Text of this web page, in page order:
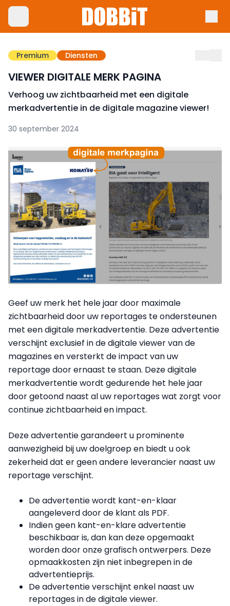
Premium Diensten
VIEWER DIGITALE MERK PAGINA
Verhoog uw zichtbaarheid met een digitale
merkadvertentie in de digitale magazine viewer!
30 september 2024
Geef uw merk het hele jaar door maximale
zichtbaarheid door uw reportages te ondersteunen
met een digitale merkadvertentie. Deze advertentie
verschijnt exclusief in de digitale viewer van de
magazines en versterkt de impact van uw
reportage door ernaast te staan. Deze digitale
merkadvertentie wordt gedurende het hele jaar
door getoond naast al uw reportages wat zorgt voor
continue zichtbaarheid en impact.
Deze advertentie garandeert u prominente
aanwezigheid bij uw doelgroep en biedt u ook
zekerheid dat er geen andere leverancier naast uw
reportage verschijnt.
De advertentie wordt kant-en-klaar
aangeleverd door de klant als PDF.
Indien geen kant-en-klare advertentie
beschikbaar is, dan kan deze opgemaakt
worden door onze grafisch ontwerpers. Deze
opmaakkosten zijn niet inbegrepen in de
advertentieprijs.
De advertentie verschijnt enkel naast uw
reportages in de digitale viewer.